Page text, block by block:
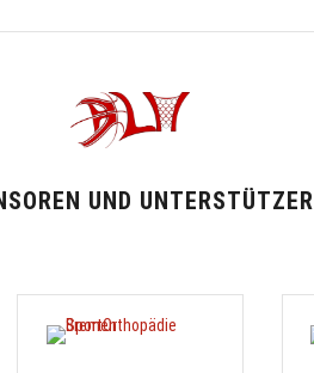
UND UNTERSTÜTZER